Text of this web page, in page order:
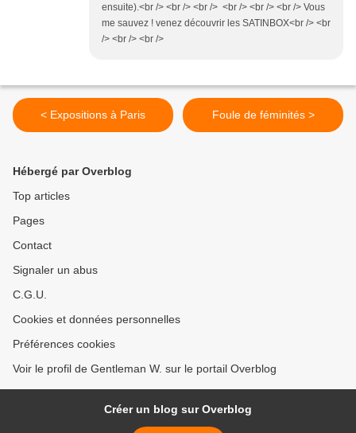
ensuite).<br /> <br /> <br /> <br /> <br /> <br /> Vous
me sauvez ! venez découvrir les SATINBOX<br /> <br
/> <br /> <br />
< Expositions à Paris Foule de féminités >
Hébergé par Overblog
Top articles
Pages
Contact
Signaler un abus
C.G.U.
Cookies et données personnelles
Préférences cookies
Voir le profil de Gentleman W. sur le portail Overblog
Créer un blog sur Overblog